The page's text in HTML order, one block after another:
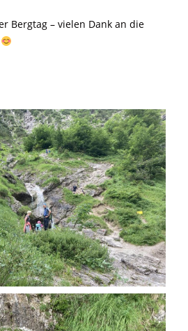
Bergtag – vielen Dank an die